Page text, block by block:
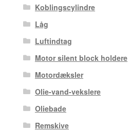
Koblingscylindre
Låg
Luftindtag
Motor silent block holdere
Motordæksler
Olie-vand-vekslere
Oliebade
Remskive